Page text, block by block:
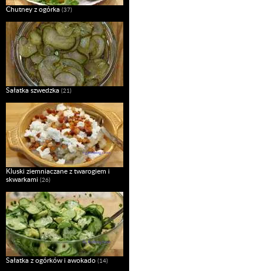
Chutney z ogórka (37)
Sałatka szwedzka (21)
Kluski ziemniaczane z twarogiem i
skwarkami (26)
Sałatka z ogórków i awokado (14)